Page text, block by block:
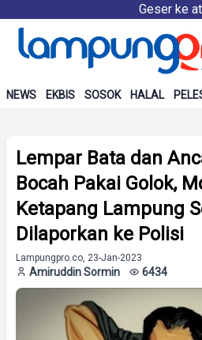
Geser ke
NEWS EKBIS SOSOK HALAL
Lempar Bata dan
Bocah Pakai Golok,
Ketapang Lampung
Dilaporkan ke Polisi
Lampungpro.co, 23-Jan-2023
Amiruddin Sormin 6434